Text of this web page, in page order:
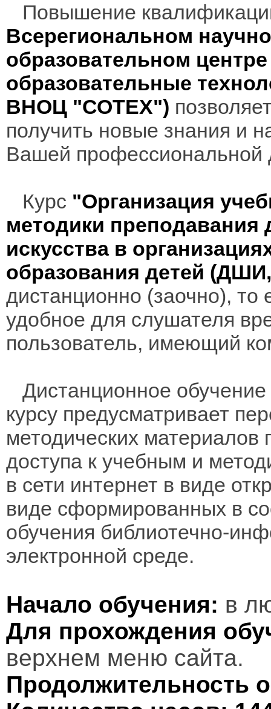
Повышение
Всерегиональном
образовательном
образовательные
ВНОЦ "СОТЕХ")
получить новые знания и
Вашей профессиональной
Курс "Организация
методики преподавания
искусства в
образования детей
дистанционно (заочно), то
удобное для слушателя
пользователь, имеющий
Дистанционное
курсу предусматривает
методических материалов
доступа к учебным и
в сети интернет в виде
виде сформированных в
обучения библиотечно-
электронной среде.
Начало обучения: в
Для прохождения
верхнем меню сайта.
Продолжительность